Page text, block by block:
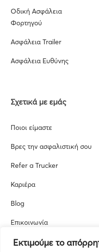
Εκτιμούμε το
Οδική Ασφάλεια
Φορτηγού
Ασφάλεια Trailer
Ασφάλεια Ευθύνης
Σχετικά με εμάς
Ποιοι είμαστε
Βρες την ασφαλιστική σου
Refer a Trucker
Καριέρα
Blog
Επικοινωνία